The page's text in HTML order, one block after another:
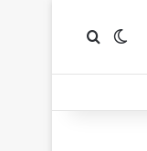
الوضع المظلم